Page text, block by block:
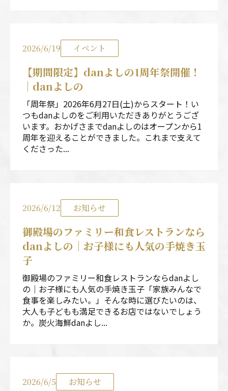
2026/6/19 イベント
【期間限定】danよしの1周年祭開催！
｜danよしの
「周年祭」2026年6月27日(土)からスタート！い
つもdanよしのをご利用いただきありがとうござ
います。おかげさまでdanよしのはオープンから1
周年を迎えることができました。これまで支えて
くださった...
2026/6/12 お知らせ
御殿場のファミリー和食レストランなら
danよしの｜お子様にも人気の手焼き玉
子
御殿場のファミリー和食レストランならdanよし
の｜お子様にも人気の手焼き玉子「家族みんなで
食事を楽しみたい。」そんな時に選びたいのは、
大人も子どもも満足できるお店ではないでしょう
か。炭火海鮮danよし...
2026/6/5 お知らせ